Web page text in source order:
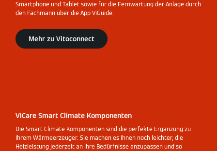
Smartphone und Tablet sowie für die Fernwartung der Anlage durch
den Fachmann über die App ViGuide.
Mehr zu Vitoconnect
ViCare Smart Climate Komponenten
Die Smart Climate Komponenten sind die perfekte Ergänzung zu
Ihrem Wärmeerzeuger. Sie machen es Ihnen noch leichter, die
Heizleistung jederzeit an Ihre Bedürfnisse anzupassen und so